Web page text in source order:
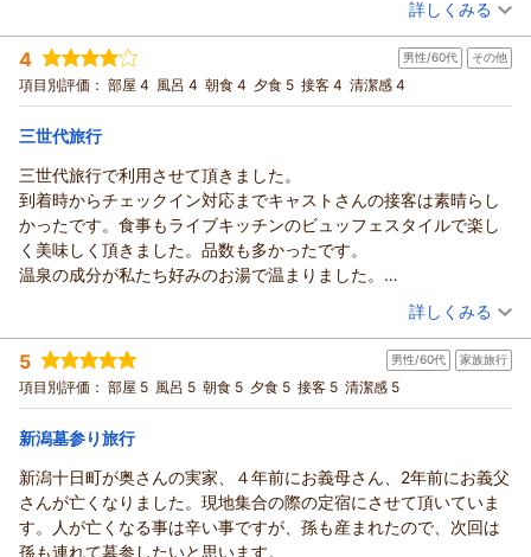
ホテルの施設について
アクティビティも豊富、ナイトツアーなど珍しい企画も多く、滞
在中全く飽きません。
宿泊時期： 2026年08月宿泊 (家族旅行)
投稿者： こじおさん
宿泊プラン： 2026年4月～【じゃらんスペシャルウィーク】50％OFF★お日
にち限定！贅沢6大特典付きプラン＜2食付＞
和洋室 朝・夕
宿泊価格帯：
詳しくみる
4 男性/60代 その他
項目別評価： 部屋 4 風呂 4 朝食 4 夕食 5 接客 4 清潔感 4
三世代旅行
三世代旅行で利用させて頂きました。
到着時からチェックイン対応までキャストさんの接客は素晴らし
かったです。食事もライブキッチンのビュッフェスタイルで楽し
く美味しく頂きました。品数も多かったです。
温泉の成分が私たち好みのお湯で温まりました。
ただ一点残念だったのが、フロントの方と温水プールのフロント
の方のプールの使用について説明に相違があり少しトラブリまし
た。
楽しい時間をありがとうございました。
また利用したいと思います。
（投稿日：2026/08/06）
宿泊時期： 2026年07月宿泊 (その他)
投稿者： kenchanさん
宿泊プラン： 【ファミリー／家族旅行】プール・アクティビティでレッツ遊
び体験★館内利用券2000円（26）
和洋室 朝・夕
宿泊価格帯： 28,001～29,000円(大人一人あたり/税込)
詳しくみる
5 男性/60代 家族旅行
項目別評価： 部屋 5 風呂 5 朝食 5 夕食 5 接客 5 清潔感 5
新潟墓参り旅行
新潟十日町が奥さんの実家、４年前にお義母さん、2年前にお義父
さんが亡くなりました。現地集合の際の定宿にさせて頂いていま
す。人が亡くなる事は辛い事ですが、孫も産まれたので、次回は
孫も連れて墓参したいと思います。